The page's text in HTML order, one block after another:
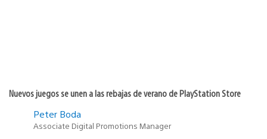
Nuevos juegos se unen a las rebajas de verano de PlayStation Store
Peter Boda
Associate Digital Promotions Manager